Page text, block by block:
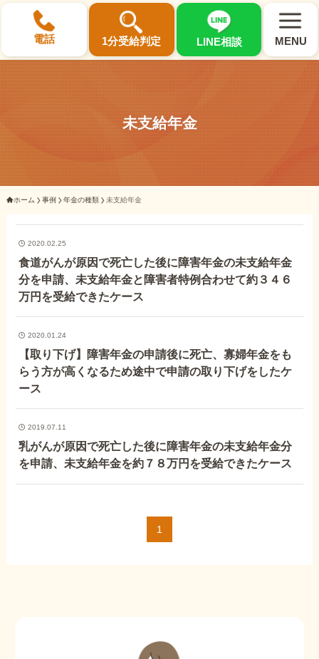
電話 1分受給判定 LINE相談 MENU
×
選ばれる3つの理由
初回相談料0円・受給後報酬型
サポート料金について
県内 No.1 の豊富な知識と経験
ご相談事例をみる
外出困難でもOK
ホーム
障害年金の基礎知識
未支給年金
ホーム 事例 年金の種類 未支給年金
2020.02.25
食道がんが原因で死亡した後に障害年金の未支給年金
分を申請、未支給年金と障害者特例合わせて約３４６
万円を受給できたケース
2020.01.24
【取り下げ】障害年金の申請後に死亡、寡婦年金をも
らう方が高くなるため途中で申請の取り下げをしたケ
ース
2019.07.11
乳がんが原因で死亡した後に障害年金の未支給年金分
を申請、未支給年金を約７８万円を受給できたケース
1